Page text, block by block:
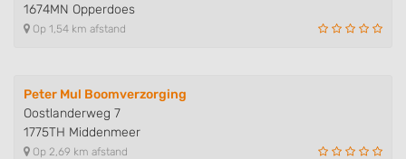
1674MN Opperdoes
Op 1,54 km afstand
Peter Mul Boomverzorging
Oostlanderweg 7
1775TH Middenmeer
Op 2,69 km afstand